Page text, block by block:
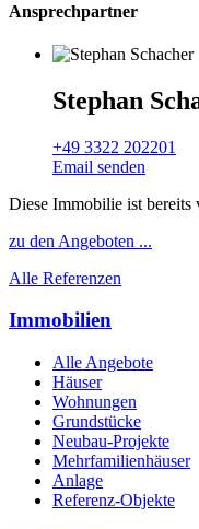
Ansprechpartner
Stephan
+49 3322 202201
Email senden
Diese Immobilie ist bereits
zu den Angeboten ...
Alle Referenzen
Immobilien
Alle Angebote
Häuser
Wohnungen
Grundstücke
Neubau-Projekte
Mehrfamilienhäuser
Anlage
Referenz-Objekte